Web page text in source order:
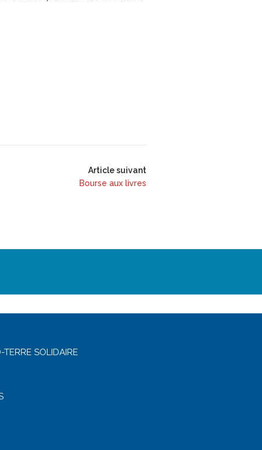
Article suivant
Bourse aux livres
SOLIDAIRE